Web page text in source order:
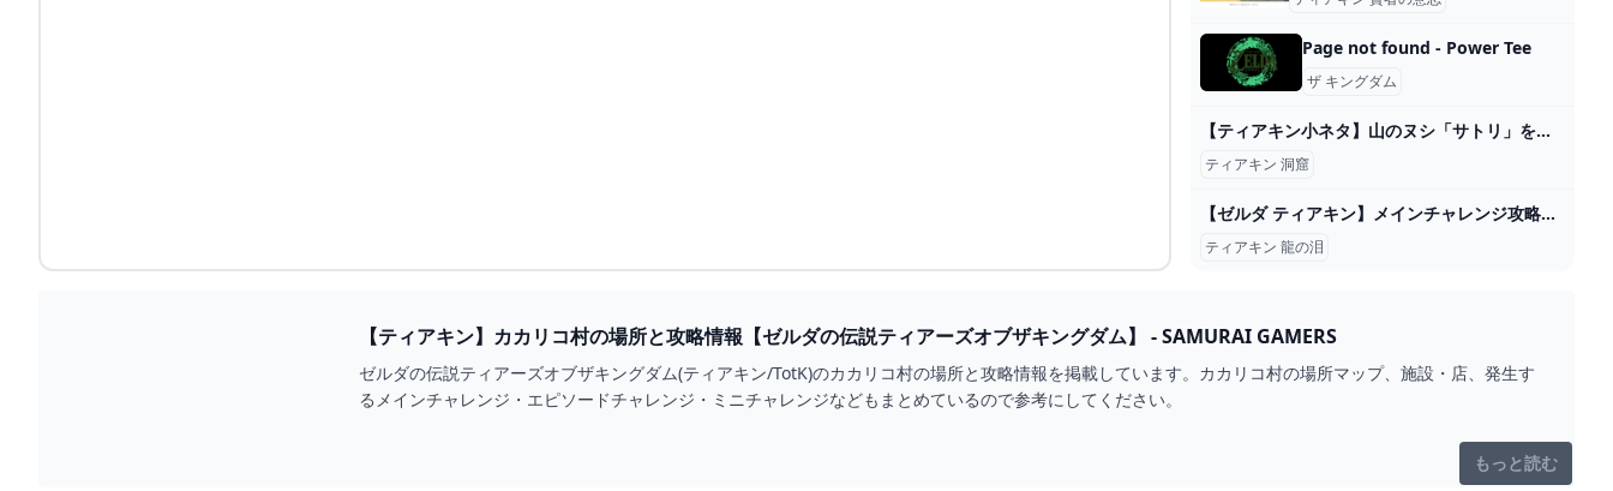
Page not found - Power Tee
ザ キングダム
【ティアキン小ネタ】山のヌシ「サトリ」を知っているか！ 洞窟の場所を教えてくれる神々しい生き物【ゼルダの伝説】 - GAME Watch
ティアキン 洞窟
【ゼルダ ティアキン】メインチャレンジ攻略チャートTOP パワログ
ティアキン 龍の泪
【ティアキン】カカリコ村の場所と攻略情報【ゼルダの伝説ティアーズオブザキングダム】 - SAMURAI GAMERS
ゼルダの伝説ティアーズオブザキングダム(ティアキン/TotK)のカカリコ村の場所と攻略情報を掲載しています。カカリコ村の場所マップ、施設・店、発生す
るメインチャレンジ・エピソードチャレンジ・ミニチャレンジなどもまとめているので参考にしてください。
もっと読む